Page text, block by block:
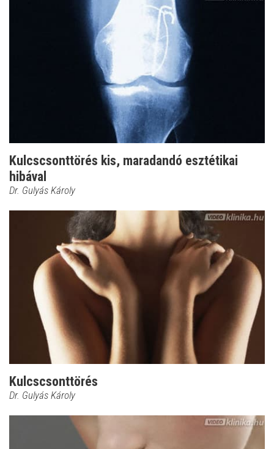
Kulcscsonttörés kis, maradandó esztétikai
hibával
Dr. Gulyás Károly
Kulcscsonttörés
Dr. Gulyás Károly